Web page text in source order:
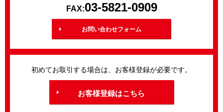
FAX:03-5821-0909
お問い合わせフォーム
初めてお取引する場合は、お客様登録が必要です。
お客様登録はこちら